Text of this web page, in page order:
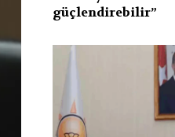
güçlendirebilir”